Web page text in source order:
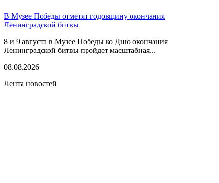
В Музее Победы отметят годовщину окончания
Ленинградской битвы
8 и 9 августа в Музее Победы ко Дню окончания
Ленинградской битвы пройдет масштабная...
08.08.2026
Лента новостей